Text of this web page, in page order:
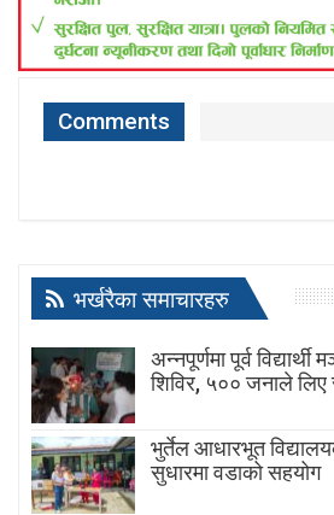
Comments
भर्खरैका समाचारहरु
अन्नपूर्णमा पूर्व
शिविर, ५०० जनाले लिए
भुर्तेल आधारभूत
सुधारमा वडाको सहयोग